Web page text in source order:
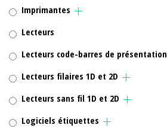
Imprimantes
Lecteurs
Lecteurs code-barres de présentation
Lecteurs filaires 1D et 2D
Lecteurs sans fil 1D et 2D
Logiciels étiquettes